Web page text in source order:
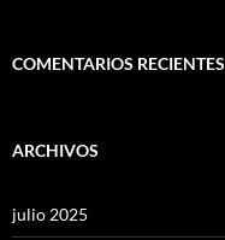
COMENTARIOS RECIENTES
ARCHIVOS
julio 2025